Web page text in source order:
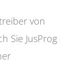
von
Sie JusProg